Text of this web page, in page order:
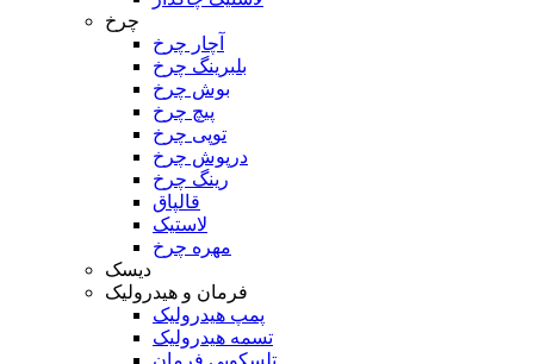
چرخ
آچار چرخ
بلبرینگ چرخ
بوش چرخ
پیچ چرخ
توپی چرخ
درپوش چرخ
رینگ چرخ
قالپاق
لاستیک
مهره چرخ
دیسک
فرمان و هیدرولیک
پمپ هیدرولیک
تسمه هیدرولیک
تلسکوپی فرمان